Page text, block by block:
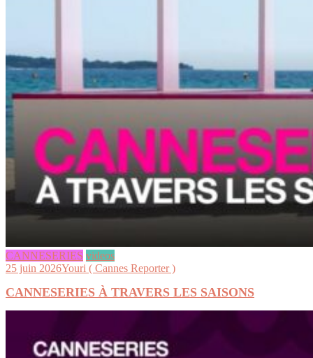
CANNESERIES videos
25 juin 2026Youri ( Cannes Reporter )
CANNESERIES À TRAVERS LES SAISONS